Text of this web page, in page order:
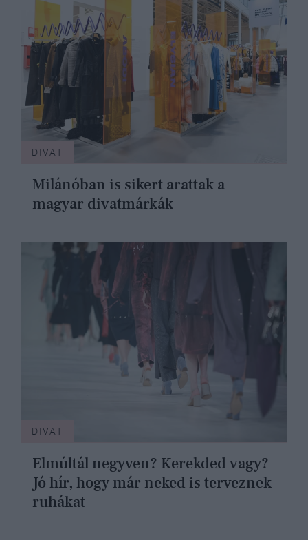
DIVAT
Milánóban is sikert arattak a
magyar divatmárkák
DIVAT
Elmúltál negyven? Kerekded vagy?
Jó hír, hogy már neked is terveznek
ruhákat